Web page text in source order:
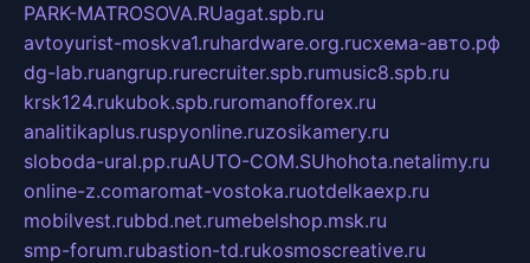
PARK-MATROSOVA.RUagat.spb.ru
avtoyurist-moskva1.ruhardware.org.ruсхема-авто.рф
dg-lab.ruangrup.rurecruiter.spb.rumusic8.spb.ru
krsk124.rukubok.spb.ruromanofforex.ru
analitikaplus.ruspyonline.ruzosikamery.ru
sloboda-ural.pp.ruAUTO-COM.SUhohota.netalimy.ru
online-z.comaromat-vostoka.ruotdelkaexp.ru
mobilvest.rubbd.net.rumebelshop.msk.ru
smp-forum.rubastion-td.rukosmoscreative.ru